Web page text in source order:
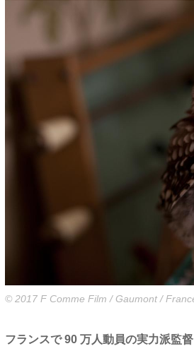
© 2017 F Comme Film / Gaumont /
フランスで 90 万人動員の実力派監